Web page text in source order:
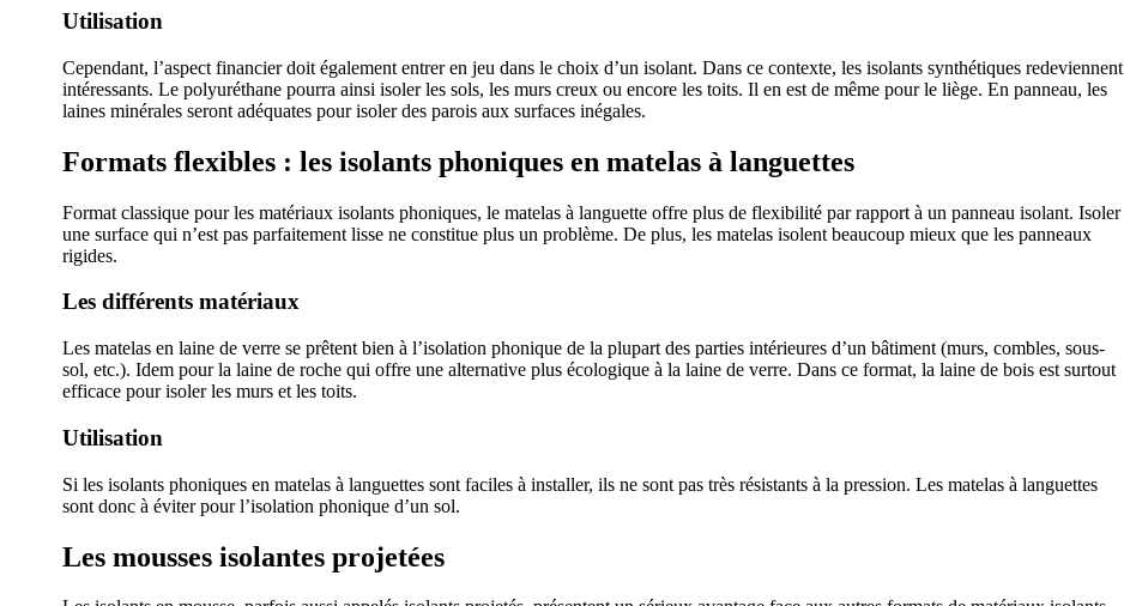
Utilisation
Cependant, l’aspect financier doit également entrer en jeu dans le choix d’un isolant. Dans ce contexte, les isolants synthétiques redeviennent
intéressants. Le polyuréthane pourra ainsi isoler les sols, les murs creux ou encore les toits. Il en est de même pour le liège. En panneau, les
laines minérales seront adéquates pour isoler des parois aux surfaces inégales.
Formats flexibles : les isolants phoniques en matelas à languettes
Format classique pour les matériaux isolants phoniques, le matelas à languette offre plus de flexibilité par rapport à un panneau isolant. Isoler
une surface qui n’est pas parfaitement lisse ne constitue plus un problème. De plus, les matelas isolent beaucoup mieux que les panneaux
rigides.
Les différents matériaux
Les matelas en laine de verre se prêtent bien à l’isolation phonique de la plupart des parties intérieures d’un bâtiment (murs, combles, sous-
sol, etc.). Idem pour la laine de roche qui offre une alternative plus écologique à la laine de verre. Dans ce format, la laine de bois est surtout
efficace pour isoler les murs et les toits.
Utilisation
Si les isolants phoniques en matelas à languettes sont faciles à installer, ils ne sont pas très résistants à la pression. Les matelas à languettes
sont donc à éviter pour l’isolation phonique d’un sol.
Les mousses isolantes projetées